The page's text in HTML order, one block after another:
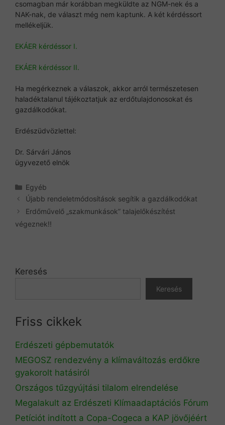
csomagban már korábban megküldte az NGM-nek és a
NAK-nak, de választ még nem kaptunk. A két kérdéssort
mellékeljük.
EKÁER kérdéssor I.
EKÁER kérdéssor II.
Ha megérkeznek a válaszok, akkor arról természetesen
haladéktalanul tájékoztatjuk az erdőtulajdonosokat és
gazdálkodókat.
Erdészüdvözlettel:
Dr. Sárvári János
ügyvezető elnök
Kategória
Egyéb
Újabb rendeletmódosítások segítik a gazdálkodókat
Erdőművelő „szakmunkások” talajelőkészítést
végeznek!!
Keresés
Keresés
Friss cikkek
Erdészeti gépbemutatók
MEGOSZ rendezvény a klímaváltozás erdőkre
gyakorolt hatásiról
Országos tűzgyújtási tilalom elrendelése
Megalakult az Erdészeti Klímaadaptációs Fórum
Petíciót indított a Copa-Cogeca a KAP jövőjéért